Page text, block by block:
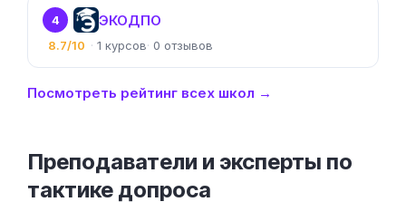
4 ЭКОДПО
8.7/10 1 0
Посмотреть рейтинг всех школ →
Преподаватели и эксперты по
тактике допроса